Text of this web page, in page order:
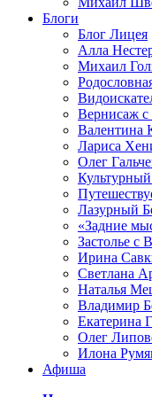
Блоги
Блог Лицея
Алла
Михаил
Вернисаж
Валентина
Лариса
Олег
Лазурный
«Задние
Застолье с
Ирина
Светлана
Наталья
Владимир
Екатерина
Олег
Илона
Афиша